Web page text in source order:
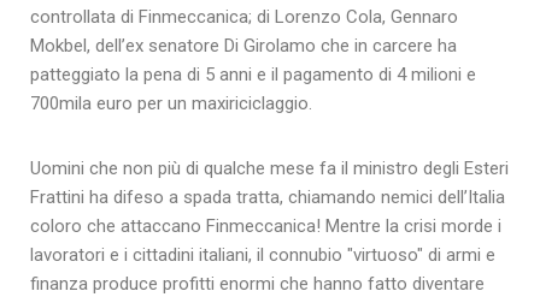
controllata di Finmeccanica; di Lorenzo Cola, Gennaro
Mokbel, dell’ex senatore Di Girolamo che in carcere ha
patteggiato la pena di 5 anni e il pagamento di 4 milioni e
700mila euro per un maxiriciclaggio.
Uomini che non più di qualche mese fa il ministro degli Esteri
Frattini ha difeso a spada tratta, chiamando nemici dell’Italia
coloro che attaccano Finmeccanica! Mentre la crisi morde i
lavoratori e i cittadini italiani, il connubio "virtuoso" di armi e
finanza produce profitti enormi che hanno fatto diventare